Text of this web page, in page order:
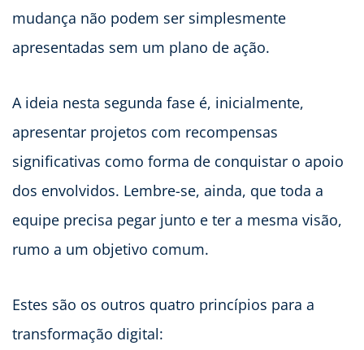
mudança não podem ser simplesmente
apresentadas sem um plano de ação.
A ideia nesta segunda fase é, inicialmente,
apresentar projetos com recompensas
significativas como forma de conquistar o apoio
dos envolvidos. Lembre-se, ainda, que toda a
equipe precisa pegar junto e ter a mesma visão,
rumo a um objetivo comum.
Estes são os outros quatro princípios para a
transformação digital: